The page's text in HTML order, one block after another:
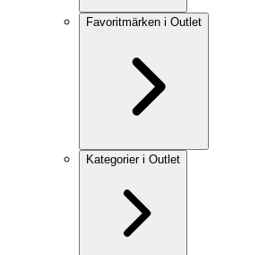
Favoritmärken i Outlet
Kategorier i Outlet